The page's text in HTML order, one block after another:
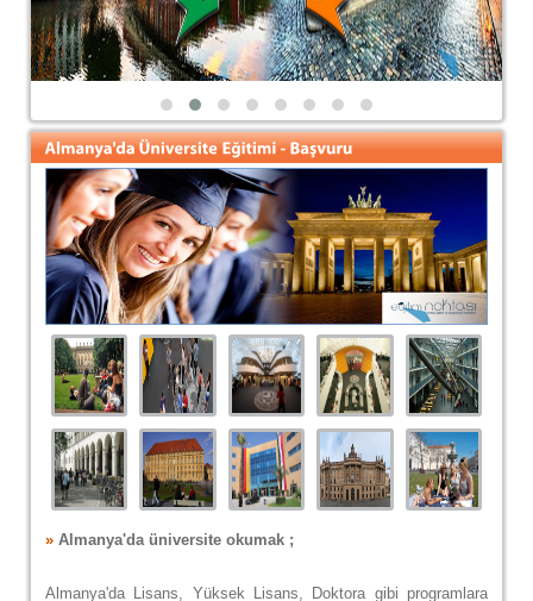
» Almanya'da üniversite okumak ;
Almanya'da Lisans, Yüksek Lisans, Doktora gibi programlara